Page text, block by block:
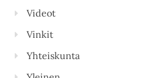
Videot
Vinkit
Yhteiskunta